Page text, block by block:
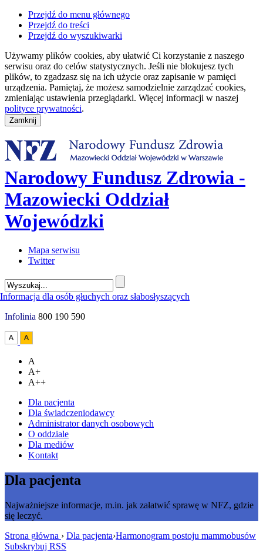
Przejdź do menu głównego
Przejdź do treści
Przejdź do wyszukiwarki
Używamy plików cookies, aby ułatwić Ci korzystanie z naszego
serwisu oraz do celów statystycznych. Jeśli nie blokujesz tych
plików, to zgadzasz się na ich użycie oraz zapisanie w pamięci
urządzenia. Pamiętaj, że możesz samodzielnie zarządzać cookies,
zmieniając ustawienia przeglądarki. Więcej informacji w naszej
polityce prywatności.
Narodowy Fundusz Zdrowia -
Mazowiecki Oddział
Wojewódzki
Mapa serwisu
Twitter
Infolinia 800 190 590
A
A+
A++
Dla pacjenta
Dla świadczeniodawcy
Administrator danych osobowych
O oddziale
Dla mediów
Kontakt
Dla pacjenta
Najważniejsze informacje, m.in. jak załatwić sprawę w NFZ, gdzie
się leczyć.
Strona główna › Dla pacjenta›Harmonogram postoju mammobusów
Subskrybuj RSS